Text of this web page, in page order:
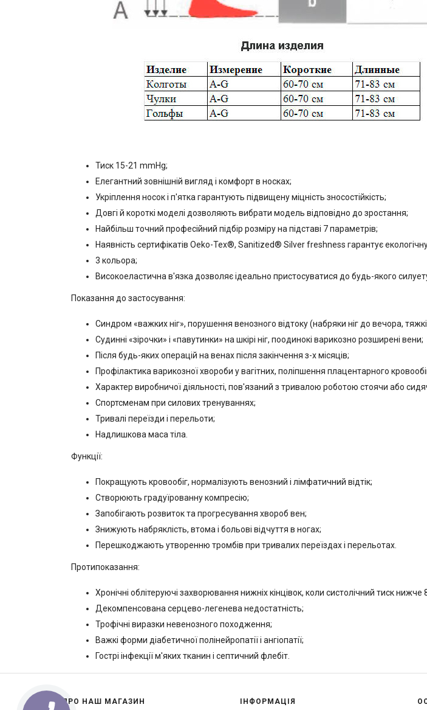
Тиск 15-21 mmHg;
Елегантний зовнішній вигляд і комфорт в носках;
Укріплення носок і п'ятка гарантують підвищену міцність зносостійкість;
Довгі й короткі моделі дозволяють вибрати модель відповідно до зростання;
Найбільш точний професійний підбір розміру на підставі 7 параметрів;
Наявність сертифікатів Oeko-Tex®, Sanitized® Silver freshness гарантує
3 кольора;
Високоеластична в'язка дозволяє ідеально пристосуватися до будь-якого
Показання до застосування:
Синдром «важких ніг», порушення венозного відтоку (набряки ніг до вечора,
Судинні «зірочки» і «павутинки» на шкірі ніг, поодинокі варикозно розширені вени;
Після будь-яких операцій на венах після закінчення з-х місяців;
Профілактика варикозної хвороби у вагітних, поліпшення плацентарного
Характер виробничої діяльності, пов'язаний з тривалою роботою стоячи або
Спортсменам при силових тренуваннях;
Тривалі переїзди і перельоти;
Надлишкова маса тіла.
Функції:
Покращують кровообіг, нормалізують венозний і лімфатичний відтік;
Створюють градуїрованну компресію;
Запобігають розвиток та прогресування хвороб вен;
Знижують набряклість, втома і больові відчуття в ногах;
Перешкоджають утворенню тромбів при тривалих переїздах і перельотах.
Протипоказання:
Хронічні облітеруючі захворювання нижніх кінцівок, коли систолічний тиск нижче
Декомпенсована серцево-легенева недостатність;
Трофічні виразки невенозного походження;
Важкі форми діабетичної полінейропатії і ангіопатії;
Гострі інфекції м'яких тканин і септичний флебіт.
ПРО НАШ МАГАЗИН ІНФОРМАЦІЯ